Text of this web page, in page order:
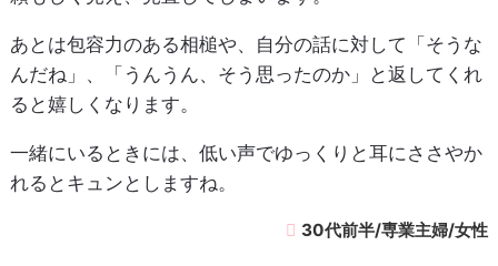
あとは包容力のある相槌や、自分の話に対して「そうな
んだね」、「うんうん、そう思ったのか」と返してくれ
ると嬉しくなります。
一緒にいるときには、低い声でゆっくりと耳にささやか
れるとキュンとしますね。
30代前半/専業主婦/女性